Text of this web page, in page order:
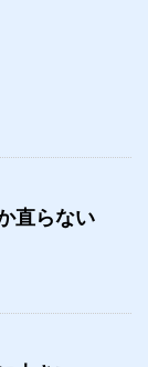
直らない